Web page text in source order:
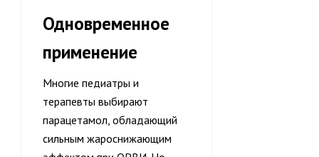
Одновременное
применение
Многие педиатры и
терапевты выбирают
парацетамол, обладающий
сильным жароснижающим